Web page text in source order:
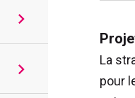
La
pour